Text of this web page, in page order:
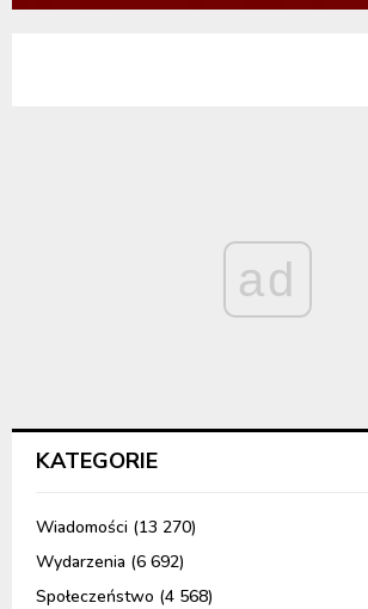
ad
KATEGORIE
Wiadomości (13 270)
Wydarzenia (6 692)
Społeczeństwo (4 568)